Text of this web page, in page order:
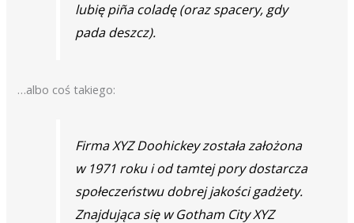
lubię piña coladę (oraz spacery, gdy
pada deszcz).
…albo coś takiego:
Firma XYZ Doohickey została założona
w 1971 roku i od tamtej pory dostarcza
społeczeństwu dobrej jakości gadżety.
Znajdująca się w Gotham City XYZ